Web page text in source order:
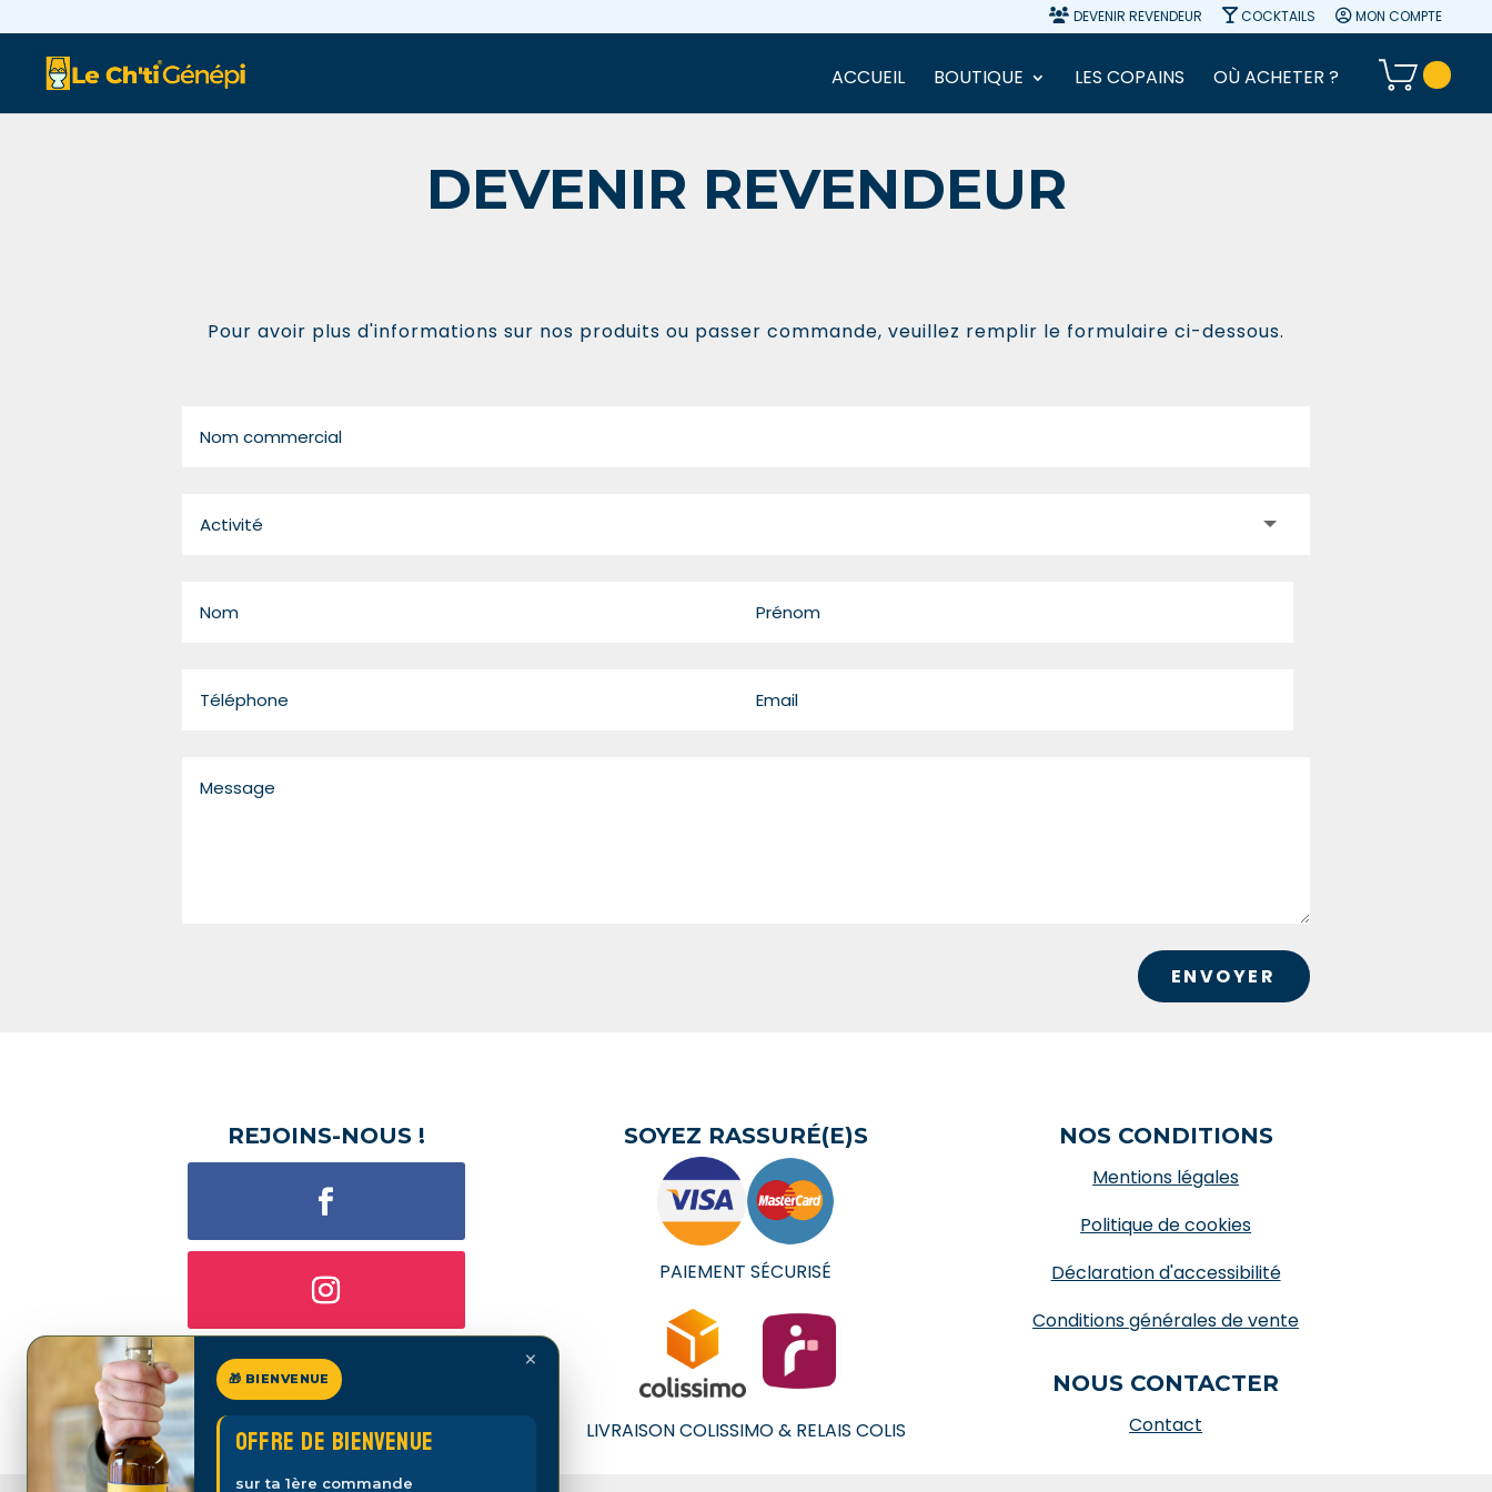
DEVENIR REVENDEUR COCKTAILS MON COMPTE
ACCUEIL BOUTIQUE LES COPAINS OÙ ACHETER ?
DEVENIR REVENDEUR
Pour avoir plus d'informations sur nos produits ou passer commande, veuillez remplir le formulaire ci-dessous.
ENVOYER
REJOINS-NOUS ! SOYEZ RASSURÉ(E)S
PAIEMENT SÉCURISÉ
LIVRAISON COLISSIMO & RELAIS COLIS
NOS CONDITIONS
Mentions légales
Politique de cookies
Déclaration d'accessibilité
Conditions générales de vente
NOUS CONTACTER
Contact
×
🎁 BIENVENUE
Offre de bienvenue
sur ta 1ère commande